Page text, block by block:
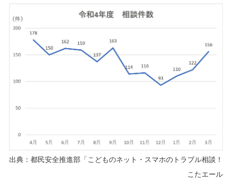
出典：都民安全推進部「こどものネット・スマホのトラブル相談！
こたエール